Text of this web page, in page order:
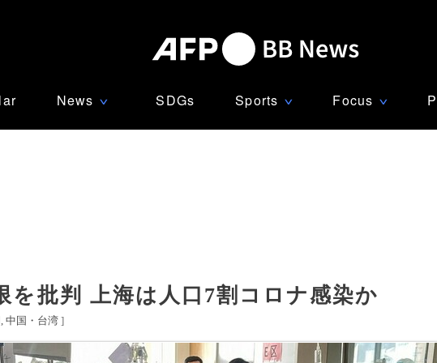
News ∨ SDGs Sports ∨ Focus ∨
を批判 上海は人口7割コロナ感染か
中国・台湾 ]